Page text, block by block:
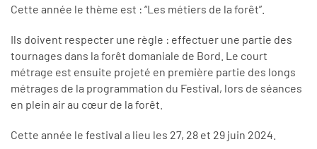
Cette année le thème est : “Les métiers de la forêt”.
Ils doivent respecter une règle : effectuer une partie des
tournages dans la forêt domaniale de Bord. Le court
métrage est ensuite projeté en première partie des longs
métrages de la programmation du Festival, lors de séances
en plein air au cœur de la forêt.
Cette année le festival a lieu les 27, 28 et 29 juin 2024.